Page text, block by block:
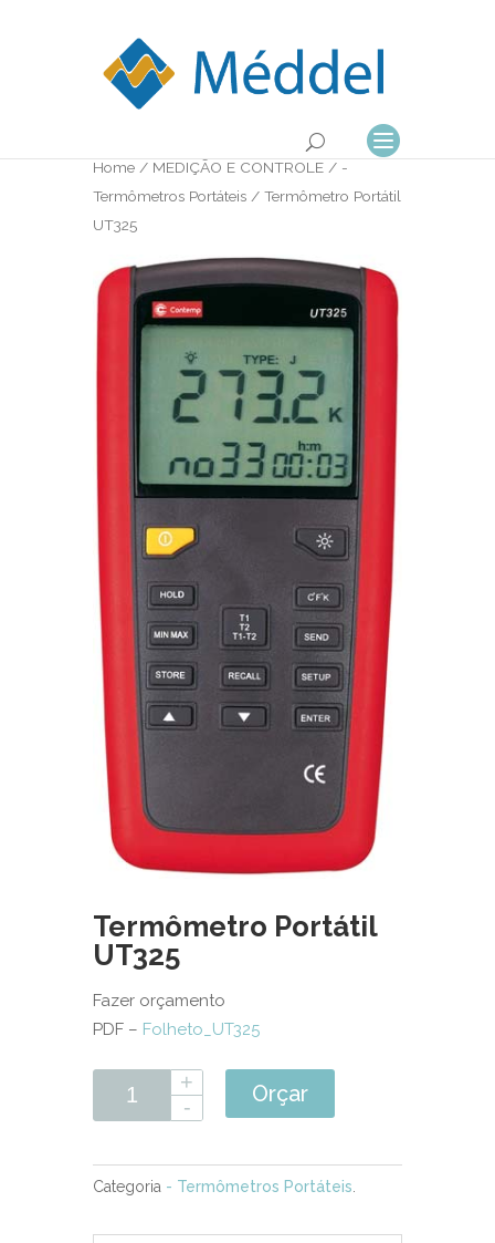
Home / MEDIÇÃO E CONTROLE / -
Termômetros Portáteis / Termômetro Portátil
UT325
Termômetro Portátil
UT325
Fazer orçamento
PDF – Folheto_UT325
Orçar
Categoria - Termômetros Portáteis